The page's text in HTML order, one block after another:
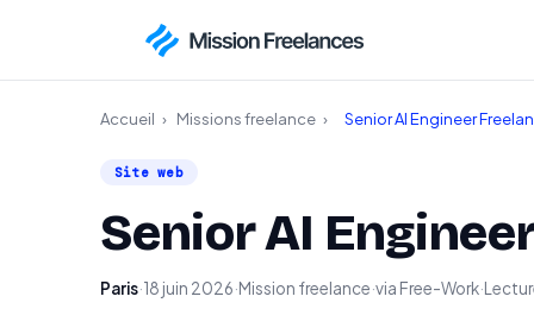
Accueil › Missions freelance › Senior AI Engineer
Site web
Senior AI
Paris·18 juin 2026·Mission freelance·via Free-Work·